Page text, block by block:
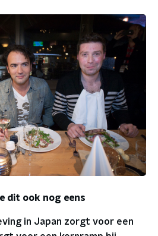
dit ook nog eens
in Japan zorgt voor een